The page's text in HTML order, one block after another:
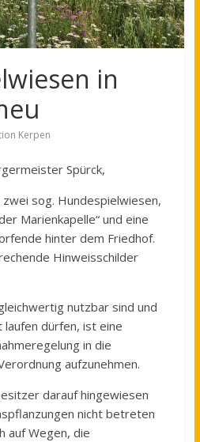
in
Kerpen
Spürck,
sog. Hundespielwiesen,
Marienkapelle“ und eine
hinter dem Friedhof.
Hinweisschilder
nutzbar sind und
dürfen, ist eine
in die
aufzunehmen.
darauf hingewiesen
nicht betreten
auf Wegen, die